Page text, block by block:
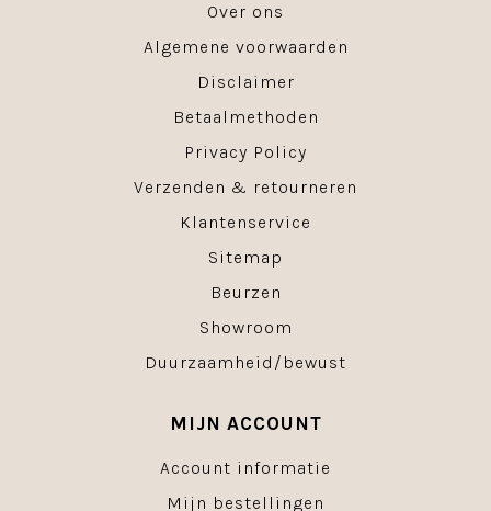
Over ons
Algemene voorwaarden
Disclaimer
Betaalmethoden
Privacy Policy
Verzenden & retourneren
Klantenservice
Sitemap
Beurzen
Showroom
Duurzaamheid/bewust
MIJN ACCOUNT
Account informatie
Mijn bestellingen